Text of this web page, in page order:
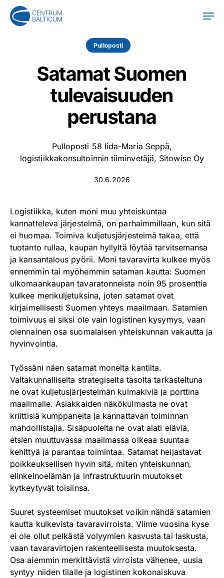
Skip
Pulloposti
Satamat Suomen
tulevaisuuden
perustana
Pulloposti 58 Iida-Maria Seppä,
logistiikkakonsultoinnin tiiminvetäjä, Sitowise Oy
30.6.2026
Logistiikka, kuten moni muu yhteiskuntaa
kannatteleva järjestelmä, on parhaimmillaan, kun sitä
ei huomaa. Toimiva kuljetusjärjestelmä takaa, että
tuotanto rullaa, kaupan hyllyltä löytää tarvitsemansa
ja kansantalous pyörii. Moni tavaravirta kulkee myös
ennemmin tai myöhemmin sataman kautta: Suomen
ulkomaankaupan tavaratonneista noin 95 prosenttia
kulkee merikuljetuksina, joten satamat ovat
kirjaimellisesti Suomen yhteys maailmaan. Satamien
toimivuus ei siksi ole vain logistinen kysymys, vaan
olennainen osa suomalaisen yhteiskunnan vakautta ja
hyvinvointia.
Työssäni näen satamat monelta kantilta.
Valtakunnalliselta strategiselta tasolta tarkasteltuna
ne ovat kuljetusjärjestelmän kulmakiviä ja porttina
maailmalle. Asiakkaiden näkökulmasta ne ovat
kriittisiä kumppaneita ja kannattavan toiminnan
mahdollistajia. Sisäpuolelta ne ovat alati eläviä,
etsien muuttuvassa maailmassa oikeaa suuntaa
kehittyä ja parantaa toimintaa. Satamat heijastavat
poikkeuksellisen hyvin sitä, miten yhteiskunnan,
elinkeinoelämän ja infrastruktuurin muutokset
kytkeytyvät toisiinsa.
Suuret systeemiset muutokset voikin nähdä satamien
kautta kulkevista tavaravirroista. Viime vuosina kyse
ei ole ollut pelkästä volyymien kasvusta tai laskusta,
vaan tavaravirtojen rakenteellisesta muutoksesta.
Osa aiemmin merkittävistä virroista vähenee, uusia
syntyy niiden tilalle ja logistinen kokonaiskuva